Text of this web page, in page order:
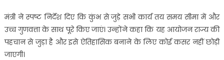
की
समीक्षा….
मंत्री ने स्पष्ट निर्देश दिए कि कुंभ से जुड़े सभी कार्य तय समय सीमा में और
उच्च गुणवत्ता के साथ पूरे किए जाएं। उन्होंने कहा कि यह आयोजन राज्य की
पहचान से जुड़ा है और इसे ऐतिहासिक बनाने के लिए कोई कसर नहीं छोड़ी
जाएगी।